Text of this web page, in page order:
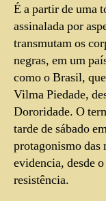
É a partir de uma
assinalada por
transmutam os
negras, em um
como o Brasil,
Vilma Piedade,
Dororidade. O
tarde de sábado
protagonismo das
evidencia, desde
resistência.